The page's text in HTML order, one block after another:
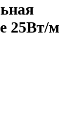
25Вт/м